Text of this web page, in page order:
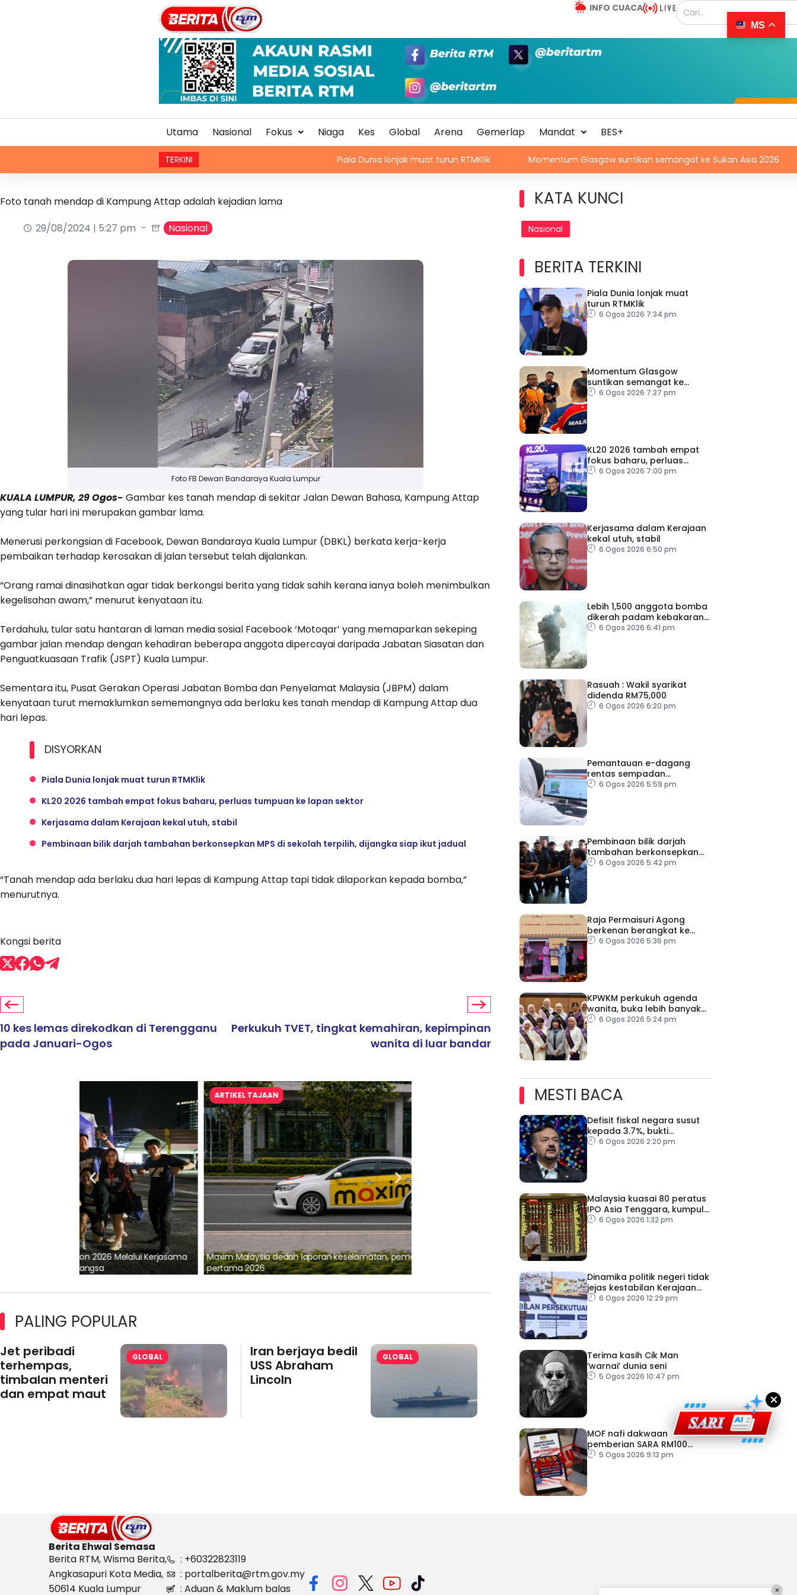
INFO CUACA
Utama Nasional Fokus Niaga Kes Global Arena Gemerlap Mandat BES+
TERKINI Piala Dunia lonjak muat turun RTMKlik Momentum Glasgow suntikan semangat ke Sukan Asia 2026 KL20
Foto tanah mendap di Kampung Attap adalah kejadian lama
29/08/2024 | 5:27 pm
Nasional
Foto FB Dewan Bandaraya Kuala Lumpur
KUALA LUMPUR, 29 Ogos- Gambar kes tanah mendap di sekitar Jalan Dewan Bahasa, Kampung Attap
yang tular hari ini merupakan gambar lama.
Menerusi perkongsian di Facebook, Dewan Bandaraya Kuala Lumpur (DBKL) berkata kerja-kerja
pembaikan terhadap kerosakan di jalan tersebut telah dijalankan.
“Orang ramai dinasihatkan agar tidak berkongsi berita yang tidak sahih kerana ianya boleh menimbulkan
kegelisahan awam,” menurut kenyataan itu.
Terdahulu, tular satu hantaran di laman media sosial Facebook ‘Motoqar’ yang memaparkan sekeping
gambar jalan mendap dengan kehadiran beberapa anggota dipercayai daripada Jabatan Siasatan dan
Penguatkuasaan Trafik (JSPT) Kuala Lumpur.
Sementara itu, Pusat Gerakan Operasi Jabatan Bomba dan Penyelamat Malaysia (JBPM) dalam
kenyataan turut memaklumkan sememangnya ada berlaku kes tanah mendap di Kampung Attap dua
hari lepas.
DISYORKAN
Piala Dunia lonjak muat turun RTMKlik
KL20 2026 tambah empat fokus baharu, perluas tumpuan ke lapan sektor
Kerjasama dalam Kerajaan kekal utuh, stabil
Pembinaan bilik darjah tambahan berkonsepkan MPS di sekolah terpilih, dijangka siap ikut jadual
“Tanah mendap ada berlaku dua hari lepas di Kampung Attap tapi tidak dilaporkan kepada bomba,”
menurutnya.
Kongsi berita
10 kes lemas direkodkan di Terengganu
pada Januari-Ogos
Perkukuh TVET, tingkat kemahiran, kepimpinan
wanita di luar bandar
ARTIKEL TAJAAN
Maxim Malaysia dedah laporan keselamatan, pematuhan lesen separuh
pertama 2026
Ajinomoto (Malaysia) Berhad Perkasa SCORE Marathon 2026 Melalui Kerjasama
PALING POPULAR
Jet peribadi
terhempas,
timbalan menteri
dan empat maut
GLOBAL
Iran berjaya bedil
USS Abraham
Lincoln
GLOBAL
KATA KUNCI
Nasional
BERITA TERKINI
Piala Dunia lonjak muat
turun RTMKlik
6 Ogos 2026 7:34 pm
Momentum Glasgow
suntikan semangat ke
Sukan Asia 2026
6 Ogos 2026 7:27 pm
KL20 2026 tambah empat
fokus baharu, perluas
tumpuan ke lapan sektor
6 Ogos 2026 7:00 pm
Kerjasama dalam Kerajaan
kekal utuh, stabil
6 Ogos 2026 6:50 pm
Lebih 1,500 anggota bomba
dikerah padam kebakaran
di Washington
6 Ogos 2026 6:41 pm
Rasuah : Wakil syarikat
didenda RM75,000
6 Ogos 2026 6:20 pm
Pemantauan e-dagang
rentas sempadan
diperketat, pastikan
6 Ogos 2026 5:59 pm
Pembinaan bilik darjah
tambahan berkonsepkan
MPS di sekolah terpilih,
6 Ogos 2026 5:42 pm
Raja Permaisuri Agong
berkenan berangkat ke
Majlis Anugerah Sastera
6 Ogos 2026 5:36 pm
KPWKM perkukuh agenda
wanita, buka lebih banyak
peluang
6 Ogos 2026 5:24 pm
MESTI BACA
Defisit fiskal negara susut
kepada 3.7%, bukti
keyakinan pelabur masih
6 Ogos 2026 2:20 pm
Malaysia kuasai 80 peratus
IPO Asia Tenggara, kumpul
AS$1.4 bilion separuh
6 Ogos 2026 1:32 pm
Dinamika politik negeri tidak
jejas kestabilan Kerajaan
Perpaduan Persekutuan –
6 Ogos 2026 12:29 pm
Terima kasih Cik Man
‘warnai’ dunia seni
5 Ogos 2026 10:47 pm
MOF nafi dakwaan
pemberian SARA RM100
sempena Hari Kebangsaan
5 Ogos 2026 9:13 pm
×
Berita Ehwal Semasa
Berita RTM, Wisma Berita,
Angkasapuri Kota Media,
50614 Kuala Lumpur
: +60322823119
: portalberita@rtm.gov.my
: Aduan & Maklum balas
MS
×